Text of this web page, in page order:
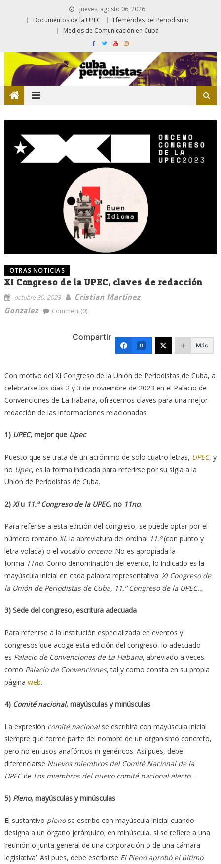
jueves, agosto 06, 2026
Documentos de la UPEC
Efemérides del Periodismo
Medios de Comunicación en Cuba
OTRAS NOTICIAS
XI Congreso de la UPEC, claves de redacción
octubre 30, 2023
Cristian Martinez
Gonzalez
Comment(0)
Compartir
0 Más
Con motivo del XI Congreso de la Unión de Periodistas de Cuba, a
celebrarse los días 2 y 3 de noviembre de 2023 en el Palacio de
Convenciones de La Habana, ofrecemos claves para una mejor
redacción de las informaciones relacionadas.
1) UPEC, mejor que Upec
Puesto que se trata de un acrónimo de solo cuatro letras, UPEC, y
no Upec, es la forma indicada para referirse por su sigla a la
Unión de Periodistas de Cuba.
2) XIu11.º Congreso de la UPEC, no 11no.
Para referise a esta edición del congreso, se puede optar por el
número romano XI, la abreviatura del ordinal 11.º(con punto y
letra volada) o el vocablo onceno. No es apropiada la
forma 11no. Como denominación del evento, lo indicado es la
mayúscula inicial en cada palabra representativa: XI Congreso de
la Unión de Periodistas de Cuba, 11.º Congreso de la UPEC…
3) Sede del congreso, escritura adecuada
Para referirse a la institución especializada en eventos y
congresos que acoge esta edición del congreso, lo adecuado
es Palacio de Convenciones de La Habana, abreviado a veces
como Palacio de Convenciones, tal y como consta en su propia
página web.
4) Comité nacional, mayúsculas y minúsculas
La expresión comité nacionalse escribirá con mayúscula inicial
siempre que forme parte del nombre de un organismo concreto,
pero no en usos anafóricos ni genéricos. Así pues, debe
diferenciarse Nuevos miembros del Comité Nacional de la
UPECde Los miembros del nuevo comité nacional electo…
5) Pleno, mayúsculas y minúsculas
El sustantivo plenose escribe con mayúscula inicial cuando
designa a un órgano jerárquico; en minúscula, si se refiere a una
‘reunión o junta general de una corporación o de una cámara
legislativa’. Así pues, debe escribirse El Pleno aprobó el último